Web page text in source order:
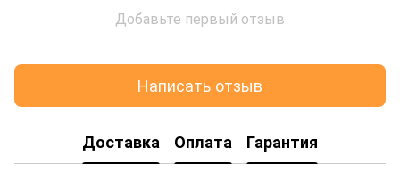
Добавьте первый отзыв
Написать отзыв
Доставка Оплата Гарантия